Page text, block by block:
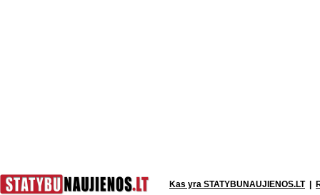
Kas yra STATYBUNAUJIENOS.LT|